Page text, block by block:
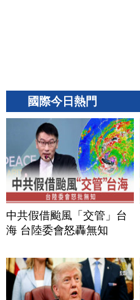
國際今日熱門
中共假借颱風「交管」台
海 台陸委會怒轟無知